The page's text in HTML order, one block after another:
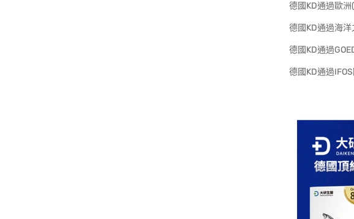
德國KD通過歐洲
德國KD通過海
德國KD通過
德國KD通過